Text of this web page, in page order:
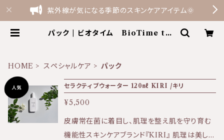
紫外線が気になる季節のスキンケアアイテム🌞
パック | ビオタイム BioTime the
HOME スペシャルケア パック
セラクティブウォーター 120㎖ KIRI /キリ
¥5,500
皮膚常在菌に着目し、肌理を整え肌を守り育む
機能性スキンケアブランド『KIRI』 肌理は美しく